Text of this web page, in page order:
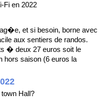
Fi en 2022
et si besoin, borne avec
aux sentiers de randos.
� deux 27 euros soit le
saison (6 euros la
Hall?